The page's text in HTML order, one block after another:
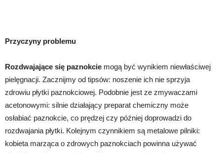
Przyczyny problemu
Rozdwajające się paznokcie mogą być wynikiem niewłaściwej
pielęgnacji. Zacznijmy od tipsów: noszenie ich nie sprzyja
zdrowiu płytki paznokciowej. Podobnie jest ze zmywaczami
acetonowymi: silnie działający preparat chemiczny może
osłabiać paznokcie, co prędzej czy później doprowadzi do
rozdwajania płytki. Kolejnym czynnikiem są metalowe pilniki:
kobieta marząca o zdrowych paznokciach powinna używać